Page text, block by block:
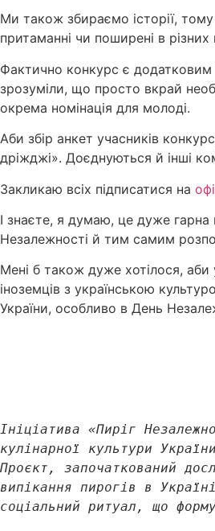
Ми також збираємо історії, тому
притаманні чи поширені в
Фактично конкурс є додатковим
зрозуміли, що просто вкрай
окрема номінація для молоді.
Аби збір анкет учасників
дріжджі». Доєднуються й інші
Закликаю всіх підписатися на
І знаєте, я думаю, це дуже гарна
Незалежності й тим самим
Мені б також дуже хотілося, аби
іноземців з українською
України, особливо в День
Ініціатива «Пиріг
кулінарної культури
Проєкт, започаткований
випікання пирогів в
соціальний ритуал, що